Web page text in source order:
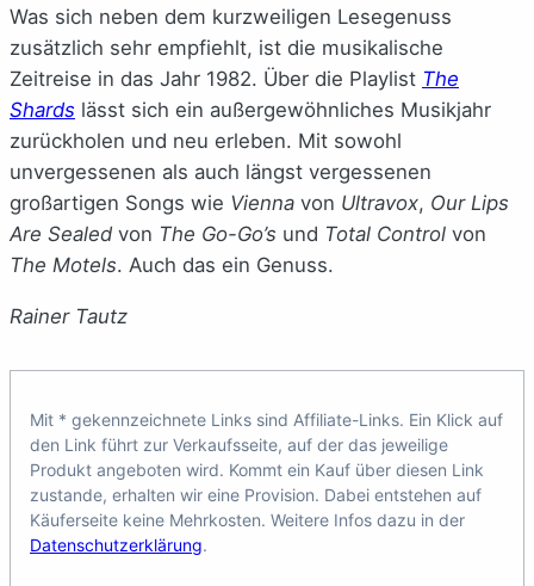
Was sich neben dem kurzweiligen Lesegenuss
zusätzlich sehr empfiehlt, ist die musikalische
Zeitreise in das Jahr 1982. Über die Playlist The
Shards lässt sich ein außergewöhnliches Musikjahr
zurückholen und neu erleben. Mit sowohl
unvergessenen als auch längst vergessenen
großartigen Songs wie Vienna von Ultravox, Our Lips
Are Sealed von The Go-Go’s und Total Control von
The Motels. Auch das ein Genuss.
Rainer Tautz
Mit * gekennzeichnete Links sind Affiliate-Links. Ein Klick auf
den Link führt zur Verkaufsseite, auf der das jeweilige
Produkt angeboten wird. Kommt ein Kauf über diesen Link
zustande, erhalten wir eine Provision. Dabei entstehen auf
Käuferseite keine Mehrkosten. Weitere Infos dazu in der
Datenschutzerklärung.